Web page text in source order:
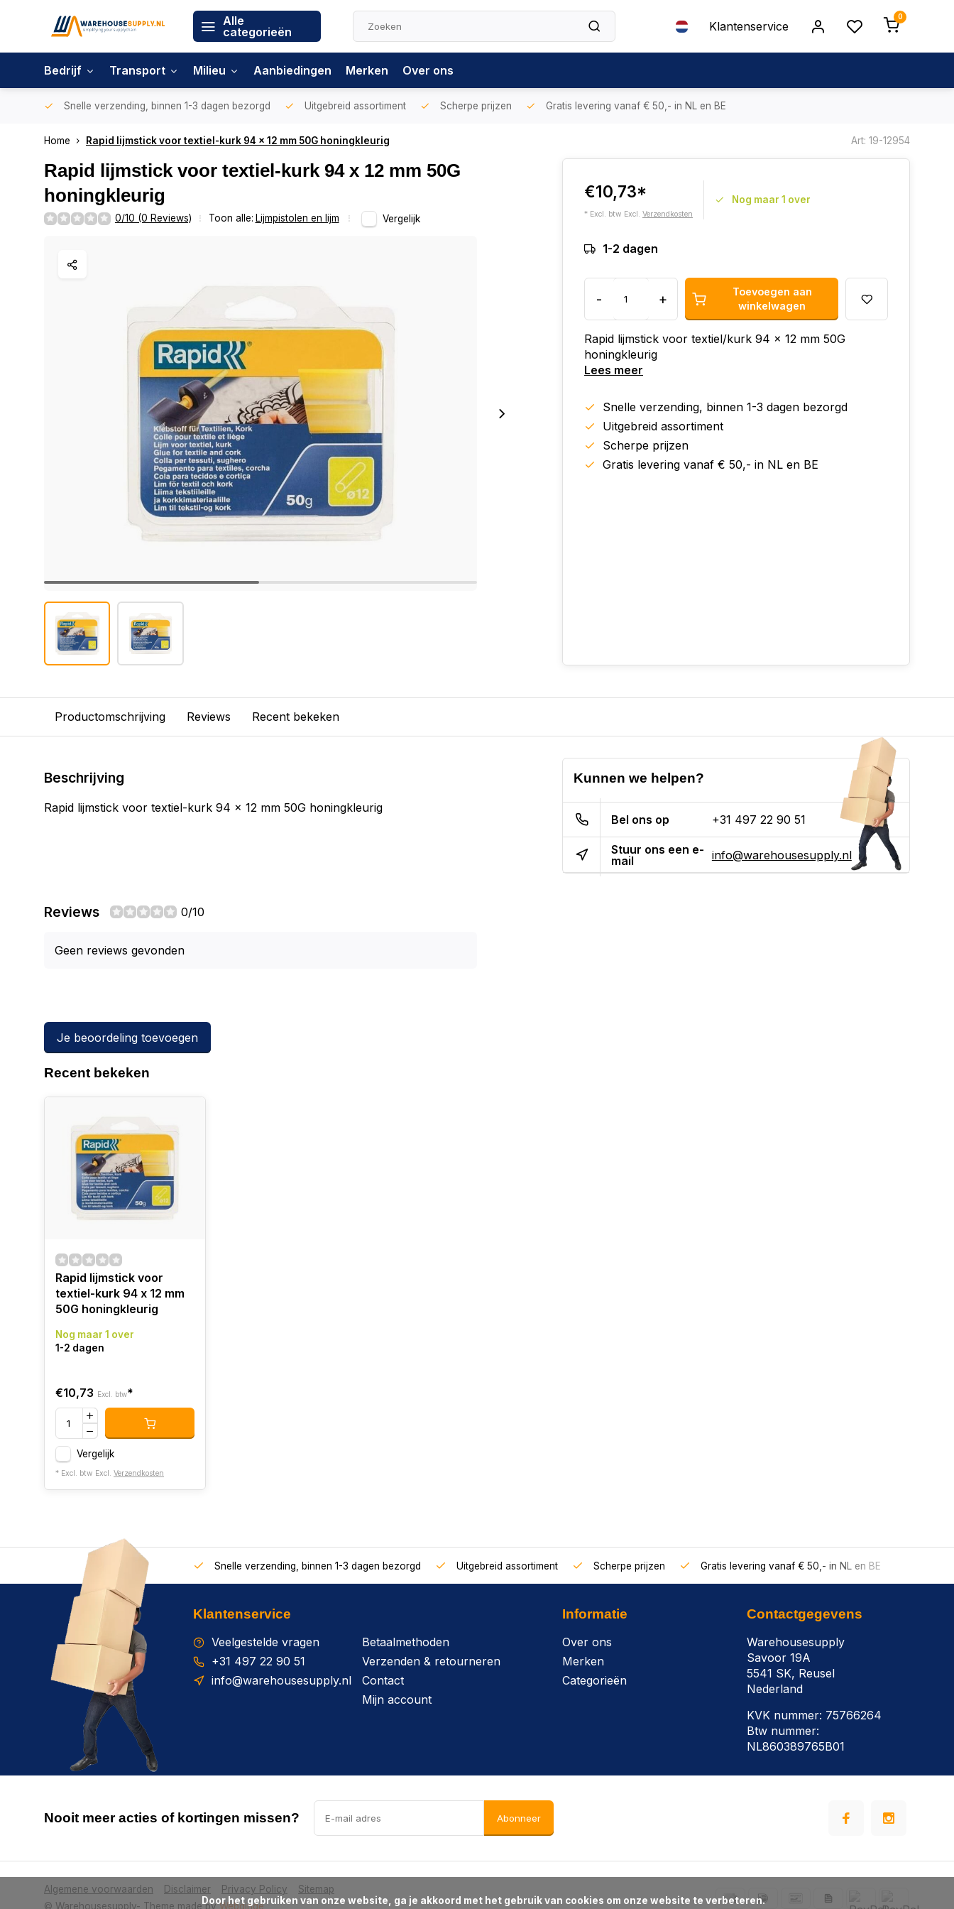
Alle
categorieën
Klantenservice
0
Bedrijf Transport Milieu Aanbiedingen Merken Over ons
Snelle verzending, binnen 1-3 dagen bezorgd Uitgebreid assortiment Scherpe prijzen Gratis levering vanaf € 50,- in NL en BE
Home Rapid lijmstick voor textiel-kurk 94 x 12 mm 50G honingkleurig Art: 19-12954
Rapid lijmstick voor textiel-kurk 94 x 12 mm 50G
honingkleurig
0/10 (0 Reviews) Toon alle: Lijmpistolen en lijm Vergelijk
€10,73*
* Excl. btw Excl. Verzendkosten
Nog maar 1 over
1-2 dagen
- +
Toevoegen aan
winkelwagen
Rapid lijmstick voor textiel/kurk 94 x 12 mm 50G
honingkleurig
Lees meer
Snelle verzending, binnen 1-3 dagen bezorgd
Uitgebreid assortiment
Scherpe prijzen
Gratis levering vanaf € 50,- in NL en BE
Productomschrijving Reviews Recent bekeken
Beschrijving
Rapid lijmstick voor textiel-kurk 94 x 12 mm 50G honingkleurig
Reviews 0/10
Geen reviews gevonden
Je beoordeling toevoegen
Kunnen we helpen?
Bel ons op +31 497 22 90 51
Stuur ons een e-
mail
info@warehousesupply.nl
Recent bekeken
Rapid lijmstick voor
textiel-kurk 94 x 12 mm
50G honingkleurig
Nog maar 1 over
1-2 dagen
€10,73 Excl. btw*
Vergelijk
* Excl. btw Excl. Verzendkosten
Snelle verzending, binnen 1-3 dagen bezorgd Uitgebreid assortiment Scherpe prijzen Gratis levering vanaf € 50,- in NL en BE
Klantenservice
Veelgestelde vragen
+31 497 22 90 51
info@warehousesupply.nl
Betaalmethoden
Verzenden & retourneren
Contact
Mijn account
Informatie
Over ons
Merken
Categorieën
Contactgegevens
Warehousesupply
Savoor 19A
5541 SK, Reusel
Nederland
KVK nummer: 75766264
Btw nummer:
NL860389765B01
Nooit meer acties of kortingen missen? Abonneer
Algemene voorwaarden Disclaimer Privacy Policy
Sitemap
© Warehousesupply- Theme made byWebdinge
      Door het gebruiken van onze website, ga je akkoord met het gebruik van cookies om onze website te verbeteren.